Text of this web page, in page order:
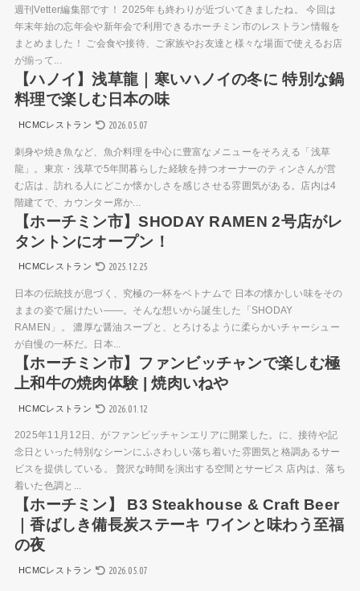
週刊Vetter編集部です！ 2025年も終わりが近づいてきましたね。 今回は
年末年始の忘年会や新年会で利用できるホーチミン市のレストラン情報を
まとめました！ ご会食や接待、ご家族やお友達と様々な場面で使えるお店
が揃って...
【ハノイ】浅草龍｜寒いハノイの冬に 特別な鍋
料理で楽しむ日本の味
HCMCレストラン 2026.05.07
刺身や焼き魚など、魚介料理を中心に豊富なメニューをそろえる「浅草
龍」。東京・浅草で5年間暮らした経験を持つオーナーのティンさんが営
む店は、訪れる人にどこか懐かしさを感じさせる雰囲気がある。店内は4
階建てで、カウンター席か...
【ホーチミン市】SHODAY RAMEN 2号店がレ
タントンにオープン！
HCMCレストラン 2025.12.25
日本の伝統技が息づく、究極の一杯をベトナムで 日本の懐かしい味をその
ままの姿で届けたい——。そんな想いから誕生した「SHODAY
RAMEN」。 濃厚な醤油スープと、とろけるように柔らかいチャーシュー
が自慢の一杯だ。日本...
【ホーチミン市】ファンビッチャンで楽しむ極
上和牛の焼肉体験 | 焼肉いねや
HCMCレストラン 2026.01.12
2025年11月12日、がファンビッチャンエリアに開業した。に、接待や記
念日といった特別なシーンにふさわしい落ち着いた雰囲気と格調あるサー
ビスを提供している。 贅沢な時間を演出する空間とサービス 店内は、落ち
着いた色調と...
【ホーチミン】 B3 Steakhouse & Craft Beer
｜香ばしき備長炭ステーキ ワインと味わう至福
の夜
HCMCレストラン 2026.05.07